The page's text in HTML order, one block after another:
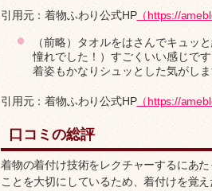
引用元：着物ふわり公式HP（https://
（前略）タオルをはさんでキュッ
憧れでした！）すごくいい感じで
着姿もかなりシュッとした気がしま
引用元：着物ふわり公式HP（https://
口コミの総評
着物の着付け技術をレクチャーするにあ
ことを大切にしているため、着付けを覚